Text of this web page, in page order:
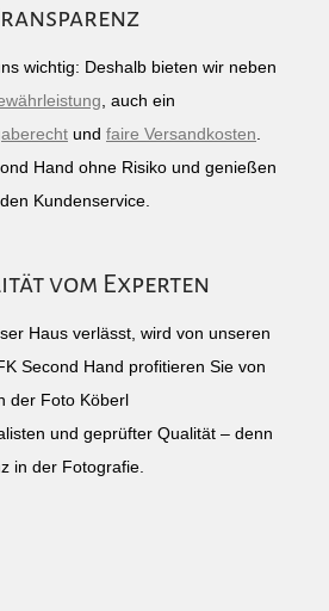
wichtig: Deshalb bieten wir neben
, auch ein
und faire Versandkosten.
Hand ohne Risiko und genießen
Kundenservice.
vom Experten
Haus verlässt, wird von unseren
Second Hand profitieren Sie von
der Foto Köberl
und geprüfter Qualität – denn
in der Fotografie.